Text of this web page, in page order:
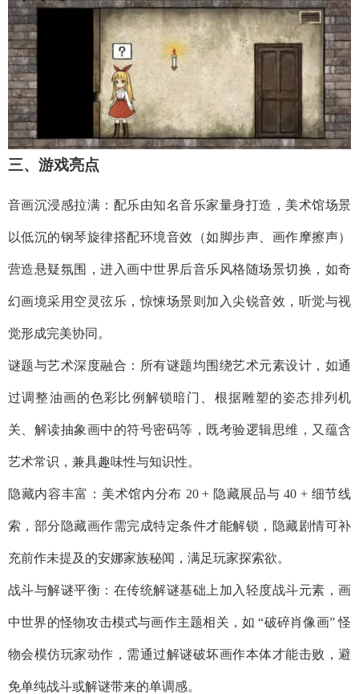
三、游戏亮点​
音画沉浸感拉满：配乐由知名音乐家量身打造，美术馆场景
以低沉的钢琴旋律搭配环境音效（如脚步声、画作摩擦声）
营造悬疑氛围，进入画中世界后音乐风格随场景切换，如奇
幻画境采用空灵弦乐，惊悚场景则加入尖锐音效，听觉与视
觉形成完美协同。​
谜题与艺术深度融合：所有谜题均围绕艺术元素设计，如通
过调整油画的色彩比例解锁暗门、根据雕塑的姿态排列机
关、解读抽象画中的符号密码等，既考验逻辑思维，又蕴含
艺术常识，兼具趣味性与知识性。​
隐藏内容丰富：美术馆内分布 20 + 隐藏展品与 40 + 细节线
索，部分隐藏画作需完成特定条件才能解锁，隐藏剧情可补
充前作未提及的安娜家族秘闻，满足玩家探索欲。​
战斗与解谜平衡：在传统解谜基础上加入轻度战斗元素，画
中世界的怪物攻击模式与画作主题相关，如 “破碎肖像画” 怪
物会模仿玩家动作，需通过解谜破坏画作本体才能击败，避
免单纯战斗或解谜带来的单调感。​